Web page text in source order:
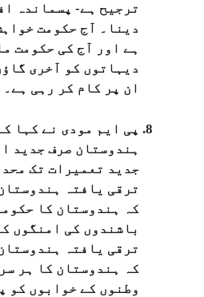
ترجیح ہے- پسماندہ
دینا۔ آج حکومت
ہے اور آج کی حکومت
دیہاتوں کو آخری
ان پر کام کر رہی ہے۔
پی ایم مودی نے کہا
ہندوستان صرف جدید
جدید تعمیرات تک
ترقی یافتہ
کہ ہندوستان کا
باشندوں کی امنگوں
ترقی یافتہ
کہ ہندوستان کا ہر
وطنوں کے خوابوں کو